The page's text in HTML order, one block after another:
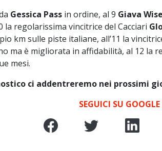
Gessica Pass in ordine, al 9 Giava
regolarissima vincitrice del Cacciari
km sulle piste italiane, all’11 la
ma è migliorata in affidabilità, al 12 la
mesi.
ci addentreremo nei prossimi
SEGUICI SU